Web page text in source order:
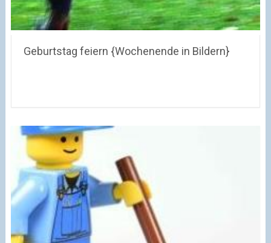
Geburtstag feiern {Wochenende in Bildern}